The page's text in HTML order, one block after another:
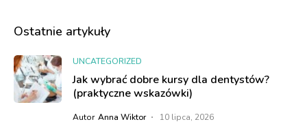
Ostatnie artykuły
UNCATEGORIZED
Jak wybrać dobre kursy dla dentystów?
(praktyczne wskazówki)
Autor Anna Wiktor 10 lipca, 2026